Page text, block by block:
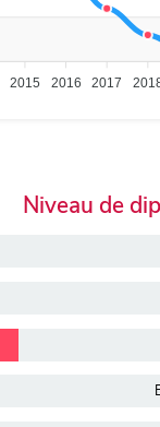
2015 2016 2017
Niveau de